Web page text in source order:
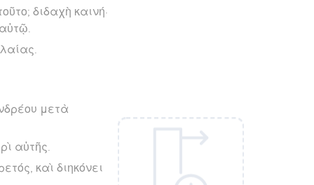
διδαχὴ καινή·
μετὰ
αὐτῆς.
καὶ διηκόνει